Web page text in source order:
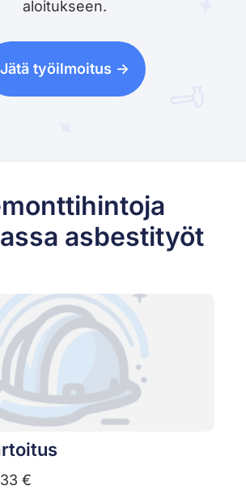
aloitukseen.
Jätä työilmoitus ->
asbestityöt
€